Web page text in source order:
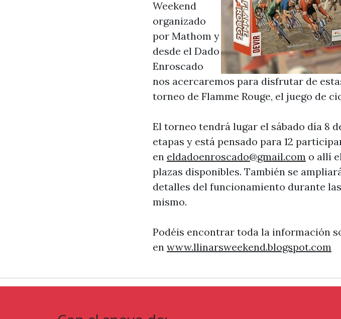
Weekend
organizado
por Mathom y
desde el Dado
Enroscado
nos acercaremos para disfrutar de
torneo de Flamme Rouge, el juego de
El torneo tendrá lugar el sábado día 8
etapas y está pensado para 12
en eldadoenroscado@gmail.com o allí
plazas disponibles. También se
detalles del funcionamiento durante
mismo.
Podéis encontrar toda la información
en www.llinarsweekend.blogspot.com